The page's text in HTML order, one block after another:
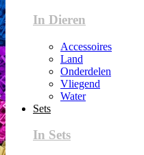
In Dieren
Accessoires
Land
Onderdelen
Vliegend
Water
Sets
In Sets